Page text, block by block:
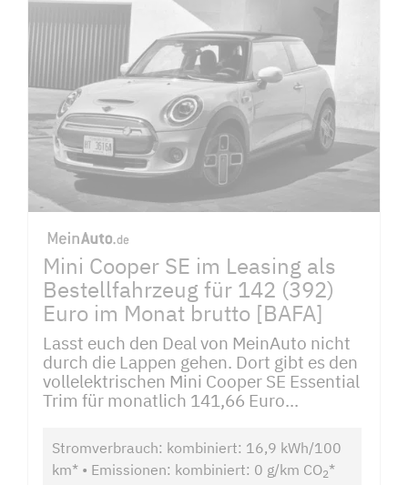
Mini Cooper SE im Leasing als
Bestellfahrzeug für 142 (392)
Euro im Monat brutto [BAFA]
Lasst euch den Deal von MeinAuto nicht
durch die Lappen gehen. Dort gibt es den
vollelektrischen Mini Cooper SE Essential
Trim für monatlich 141,66 Euro...
Stromverbrauch: kombiniert: 16,9 kWh/100
km* • Emissionen: kombiniert: 0 g/km CO2*